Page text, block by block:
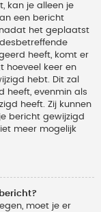
kan je alleen je
een bericht
het geplaatst
heeft, komt er
hoeveel keer en
hebt. Dit zal
heeft, evenmin als
heeft. Zij kunnen
bericht gewijzigd
meer mogelijk
moet je er